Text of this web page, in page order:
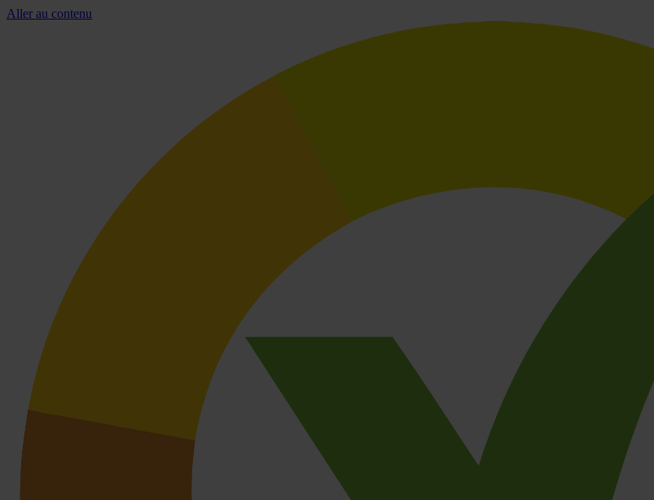
Aller au contenu